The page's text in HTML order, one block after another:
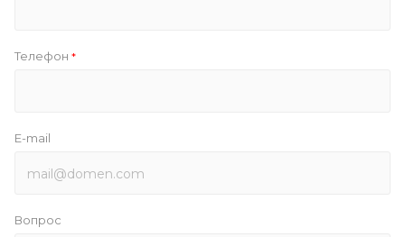
Телефон *
E-mail
Вопрос